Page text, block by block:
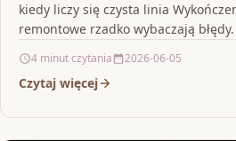
kiedy liczy się czysta linia
remontowe rzadko wybaczają
4 minut czytania 2026-06-05
Czytaj więcej